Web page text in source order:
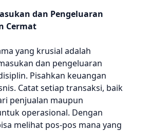
dan Pengeluaran
Cermat
yang krusial adalah
dan pengeluaran
Pisahkan keuangan
Catat setiap transaksi, baik
penjualan maupun
operasional. Dengan
melihat pos-pos mana yang